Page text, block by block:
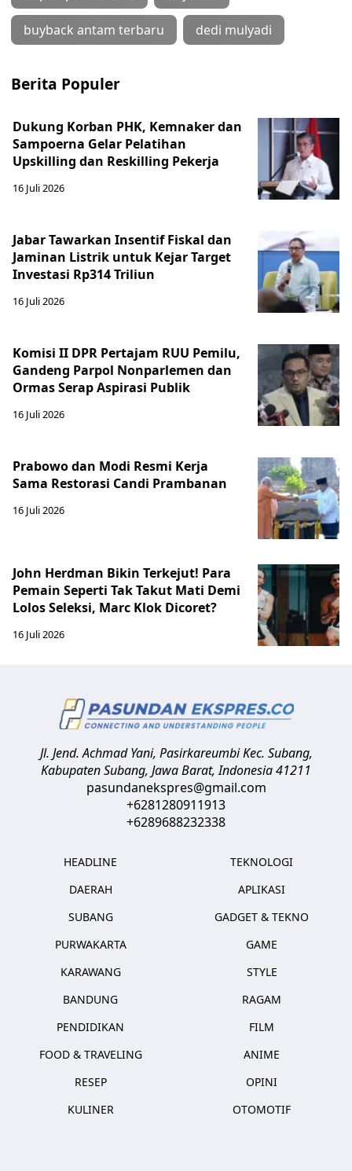
buyback antam terbaru dedi mulyadi
Berita Populer
Dukung Korban PHK, Kemnaker dan
Sampoerna Gelar Pelatihan
Upskilling dan Reskilling Pekerja
16 Juli 2026
Jabar Tawarkan Insentif Fiskal dan
Jaminan Listrik untuk Kejar Target
Investasi Rp314 Triliun
16 Juli 2026
Komisi II DPR Pertajam RUU Pemilu,
Gandeng Parpol Nonparlemen dan
Ormas Serap Aspirasi Publik
16 Juli 2026
Prabowo dan Modi Resmi Kerja
Sama Restorasi Candi Prambanan
16 Juli 2026
John Herdman Bikin Terkejut! Para
Pemain Seperti Tak Takut Mati Demi
Lolos Seleksi, Marc Klok Dicoret?
16 Juli 2026
Jl. Jend. Achmad Yani, Pasirkareumbi Kec. Subang,
Kabupaten Subang, Jawa Barat,Indonesia41211
pasundanekspres@gmail.com
+6281280911913
+6289688232338
HEADLINE
DAERAH
SUBANG
PURWAKARTA
KARAWANG
BANDUNG
PENDIDIKAN
FOOD & TRAVELING
RESEP
KULINER
TEKNOLOGI
APLIKASI
GADGET & TEKNO
GAME
STYLE
RAGAM
FILM
ANIME
OPINI
OTOMOTIF